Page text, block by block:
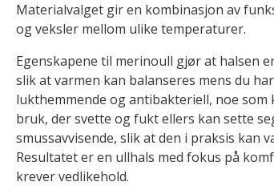
Materialvalget gir en kombinasjon av
og veksler mellom ulike temperaturer.
Egenskapene til merinoull gjør at halsen
slik at varmen kan balanseres mens du
lukthemmende og antibakteriell, noe
bruk, der svette og fukt ellers kan sette
smussavvisende, slik at den i praksis kan
Resultatet er en ullhals med fokus på
krever vedlikehold.